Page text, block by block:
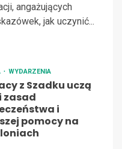
angażujących
jak uczynić...
WYDARZENIA
z Szadku uczą
zasad
i
pomocy na